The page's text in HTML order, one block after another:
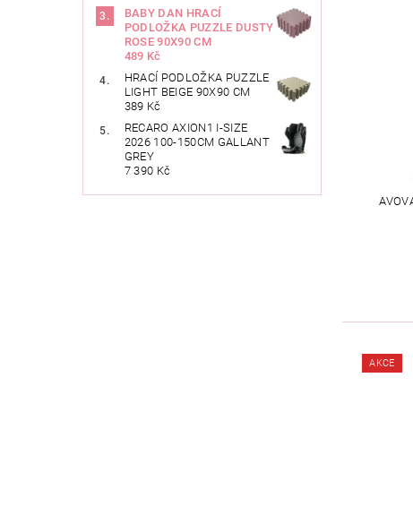
BABY DAN HRACÍ
PODLOŽKA PUZZLE DUSTY
ROSE 90X90 CM
489 Kč
HRACÍ PODLOŽKA PUZZLE
LIGHT BEIGE 90X90 CM
389 Kč
RECARO AXION1 I-SIZE
2026 100-150CM GALLANT
GREY
7 390 Kč
AKCE